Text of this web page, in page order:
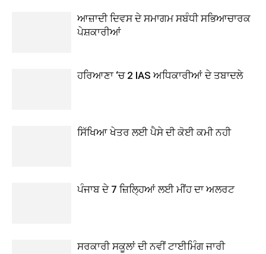
ਆਜ਼ਾਦੀ ਦਿਵਸ ਦੇ ਸਮਾਗਮ ਸਬੰਧੀ ਸਭਿਆਚਾਰਕ
ਪੇਸ਼ਕਾਰੀਆਂ
ਹਰਿਆਣਾ ‘ਚ 2 IAS ਅਧਿਕਾਰੀਆਂ ਦੇ ਤਬਾਦਲੇ
ਸਿੱਖਿਆ ਖੇਤਰ ਲਈ ਪੈਸੇ ਦੀ ਕੋਈ ਕਮੀ ਨਹੀ
ਪੰਜਾਬ ਦੇ 7 ਜ਼ਿਲ੍ਹਿਆਂ ਲਈ ਮੀਂਹ ਦਾ ਅਲਰਟ
ਸਰਕਾਰੀ ਸਕੂਲਾਂ ਦੀ ਨਵੀਂ ਟਾਈਮਿੰਗ ਜਾਰੀ